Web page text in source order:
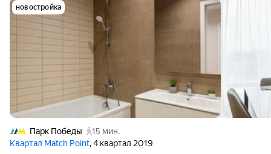
новостройка
Парк Победы
15 мин.
Квартал Match Point, 4 квартал 2019